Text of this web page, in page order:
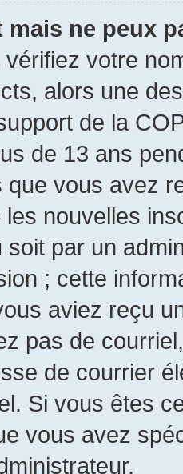
ne peux
votre
alors une
de la
de 13 ans
que vous avez
les nouvelles
par un
; cette
aviez reçu
pas de
de courrier
Si vous êtes
vous avez